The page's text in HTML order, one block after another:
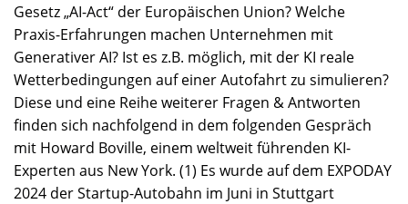
Gesetz „AI-Act“ der Europäischen Union? Welche
Praxis-Erfahrungen machen Unternehmen mit
Generativer AI? Ist es z.B. möglich, mit der KI reale
Wetterbedingungen auf einer Autofahrt zu simulieren?
Diese und eine Reihe weiterer Fragen & Antworten
finden sich nachfolgend in dem folgenden Gespräch
mit Howard Boville, einem weltweit führenden KI-
Experten aus New York. (1) Es wurde auf dem EXPODAY
2024 der Startup-Autobahn im Juni in Stuttgart